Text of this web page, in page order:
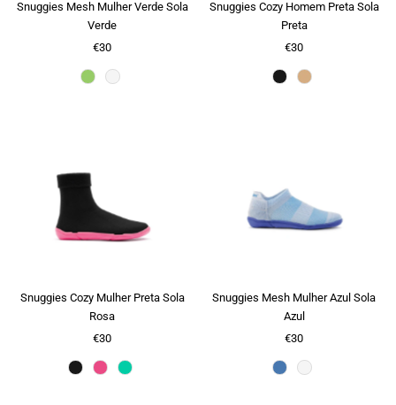
Snuggies Mesh Mulher Verde Sola
Verde
€30
Cor
Snuggies Cozy Homem Preta Sola
Preta
€30
Preto
Snuggies Cozy Mulher Preta Sola
Rosa
€30
Preto
Snuggies Mesh Mulher Azul Sola
Azul
€30
Cor